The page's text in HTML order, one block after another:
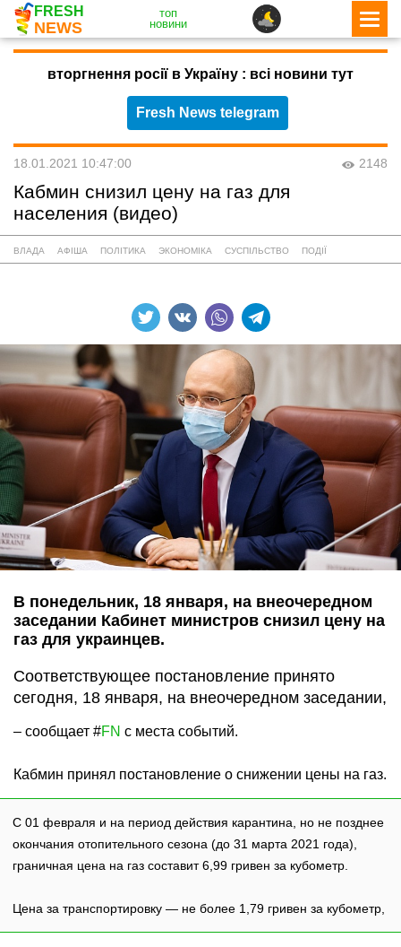
FRESH
NEWS
топ
новини
вторгнення росії в Україну : всі новини тут
Fresh News telegram
18.01.2021 10:47:00 2148
Кабмин снизил цену на газ для
населения (видео)
ВЛАДА АФІША ПОЛІТИКА ЭКОНОМІКА СУСПІЛЬСТВО ПОДІЇ
В понедельник, 18 января, на внеочередном
заседании Кабинет министров снизил цену на
газ для украинцев.
Соответствующее постановление принято
сегодня, 18 января, на внеочередном заседании,
– сообщает #FN с места событий.
Кабмин принял постановление о снижении цены на газ.
С 01 февраля и на период действия карантина, но не позднее
окончания отопительного сезона (до 31 марта 2021 года),
граничная цена на газ составит 6,99 гривен за кубометр.
Цена за транспортировку — не более 1,79 гривен за кубометр,